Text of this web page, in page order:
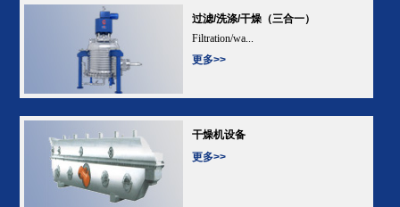
过滤/洗涤/干燥（三合一）
Filtration/wa...
更多>>
干燥机设备
更多>>